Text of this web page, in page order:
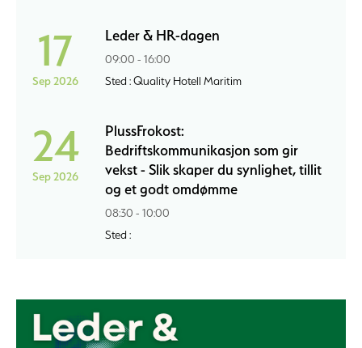
17
Sep 2026
Leder & HR-dagen
09:00 - 16:00
Sted : Quality Hotell Maritim
24
Sep 2026
PlussFrokost:
Bedriftskommunikasjon som gir
vekst - Slik skaper du synlighet, tillit
og et godt omdømme
08:30 - 10:00
Sted :